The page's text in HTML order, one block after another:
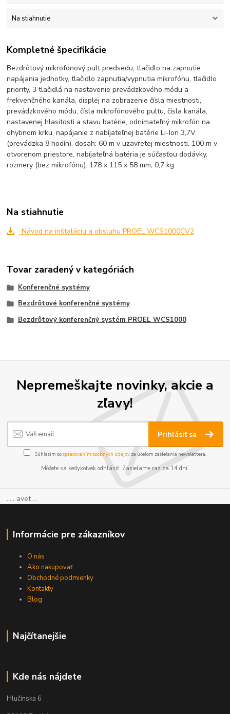
Na stiahnutie
Kompletné špecifikácie
Bezdrôtový mikrofónový pult predsedu, tlačidlo na zapnutie
napájania jednotky, tlačidlo zapnutia/vypnutia mikrofónu, tlačidlo
priority, 3 tlačidlá na nastavenie prevádzkového módu a
frekvenčného kanála, displej na zobrazenie čísla miestnosti,
prevádzkového módu, čísla mikrofónového pultu, čísla kanála,
nastavenej hlasitosti a stavu batérie, odnímateľný mikrofón na
ohybnom krku, napájanie z nabíjateľnej batérie Li-Ion 3,7V
(prevádzka 8 hodín), dosah: 60 m v uzavretej miestnosti, 100 m v
otvorenom priestore, nabíjateľná batéria je súčasťou dodávky,
rozmery (bez mikrofónu): 178 x 115 x 58 mm, 0,7 kg
Na stiahnutie
Návod na inštaláciu a obsluhu PROEL WCS1000CV2
Tovar zaradený v kategóriách
Konferenčné systémy
Bezdrôtové konferenčné systémy
Bezdrôtový konferenčný systém PROEL WCS1000
Nepremeškajte novinky, akcie a
zľavy!
Prihlásiť sa
Súhlasím sospracovaním osobných údajov za účelom zasielania newslettera.
Môžete sa kedykoľvek odhlásiť. Zasielame raz za 14 dní.
..... avet ...
Informácie pre zákazníkov
O nás
Ako nakupovať
Obchodné podmienky
Kontakty
Blog
Najčítanejšie
Kde nás nájdete
Hlučínska 6